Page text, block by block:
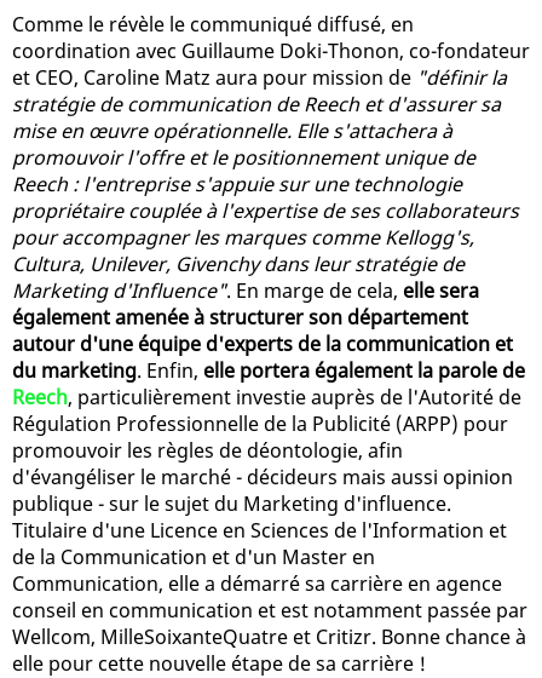
Comme le révèle le communiqué diffusé, en
coordination avec Guillaume Doki-Thonon, co-fondateur
et CEO, Caroline Matz aura pour mission de "définir la
stratégie de communication de Reech et d'assurer sa
mise en œuvre opérationnelle. Elle s'attachera à
promouvoir l'offre et le positionnement unique de
Reech : l'entreprise s'appuie sur une technologie
propriétaire couplée à l'expertise de ses collaborateurs
pour accompagner les marques comme Kellogg's,
Cultura, Unilever, Givenchy dans leur stratégie de
Marketing d'Influence". En marge de cela, elle sera
également amenée à structurer son département
autour d'une équipe d'experts de la communication et
du marketing. Enfin, elle portera également la parole de
Reech, particulièrement investie auprès de l'Autorité de
Régulation Professionnelle de la Publicité (ARPP) pour
promouvoir les règles de déontologie, afin
d'évangéliser le marché - décideurs mais aussi opinion
publique - sur le sujet du Marketing d'influence.
Titulaire d'une Licence en Sciences de l'Information et
de la Communication et d'un Master en
Communication, elle a démarré sa carrière en agence
conseil en communication et est notamment passée par
Wellcom, MilleSoixanteQuatre et Critizr. Bonne chance à
elle pour cette nouvelle étape de sa carrière !